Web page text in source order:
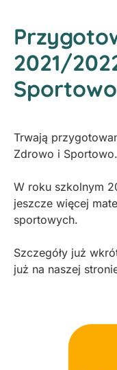
2021/
Sportowo
Trwają
Zdrowo i Sportowo.
W roku szkolnym
jeszcze więcej
sportowych.
Szczegóły już
już na naszej